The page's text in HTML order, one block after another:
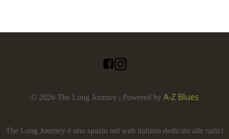
© 2026 The Long Journey | Powered by A-Z Blues
The Long Journey è uno spazio nel web italiano dedicato alle radici